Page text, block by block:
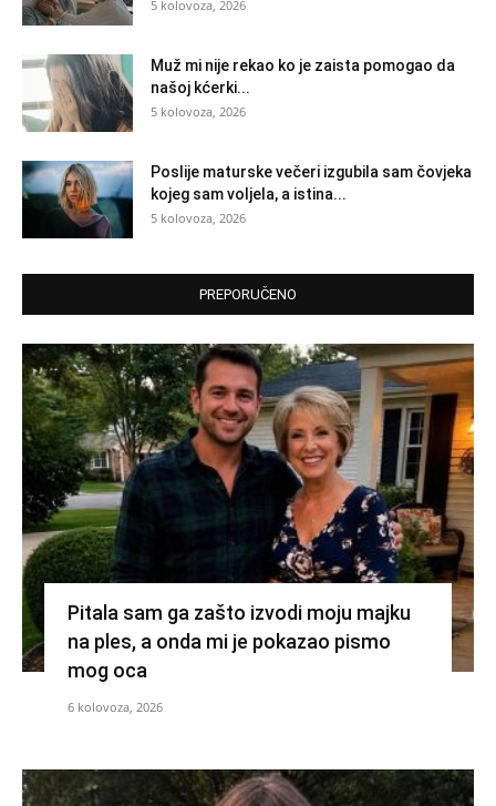
5 kolovoza, 2026
Muž mi nije rekao ko je zaista pomogao da
našoj kćerki...
5 kolovoza, 2026
Poslije maturske večeri izgubila sam čovjeka
kojeg sam voljela, a istina...
5 kolovoza, 2026
PREPORUČENO
Pitala sam ga zašto izvodi moju majku
na ples, a onda mi je pokazao pismo
mog oca
6 kolovoza, 2026